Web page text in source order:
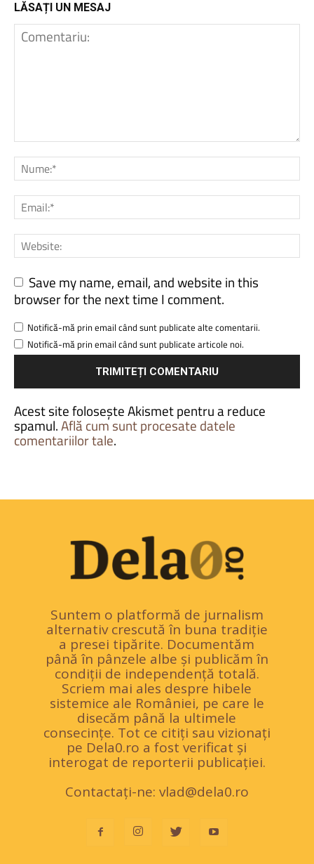
LĂSAȚI UN MESAJ
Save my name, email, and website in this
browser for the next time I comment.
Notifică-mă prin email când sunt publicate alte comentarii.
Notifică-mă prin email când sunt publicate articole noi.
Acest site folosește Akismet pentru a reduce
spamul.Află cum sunt procesate datele
comentariilor tale.
Suntem o platformă de jurnalism
alternativ crescută în buna tradiție
a presei tipărite. Documentăm
până în pânzele albe și publicăm în
condiții de independență totală.
Scriem mai ales despre hibele
sistemice ale României, pe care le
disecăm până la ultimele
consecințe. Tot ce citiți sau vizionați
pe Dela0.ro a fost verificat și
interogat de reporterii publicației.
Contactați-ne: vlad@dela0.ro